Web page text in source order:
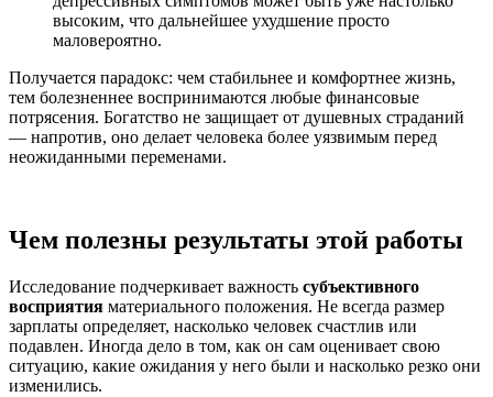
высоким, что дальнейшее ухудшение просто
маловероятно.
Получается парадокс: чем стабильнее и комфортнее жизнь,
тем болезненнее воспринимаются любые финансовые
потрясения. Богатство не защищает от душевных страданий
— напротив, оно делает человека более уязвимым перед
неожиданными переменами.
Чем полезны результаты этой работы
Исследование подчеркивает важность субъективного
восприятия материального положения. Не всегда размер
зарплаты определяет, насколько человек счастлив или
подавлен. Иногда дело в том, как он сам оценивает свою
ситуацию, какие ожидания у него были и насколько резко они
изменились.